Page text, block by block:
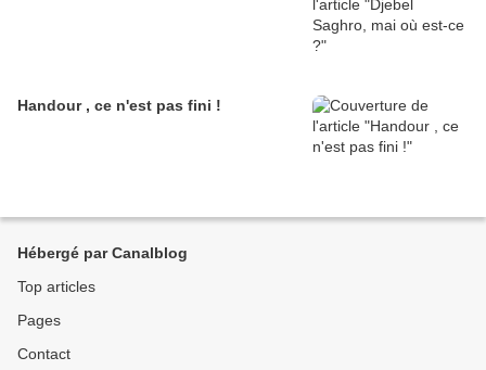
Handour , ce n'est pas fini !
Hébergé par Canalblog
Top articles
Pages
Contact